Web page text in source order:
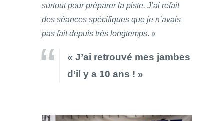
surtout pour préparer la piste. J’ai refait
des séances spécifiques que je n’avais
pas fait depuis très longtemps. »
« J’ai retrouvé mes jambes
d’il y a 10 ans ! »